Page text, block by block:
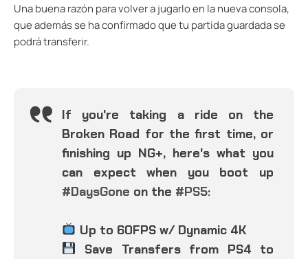
Una buena razón para volver a jugarlo en la nueva consola,
que además se ha confirmado que tu partida guardada se
podrá transferir.
If you're taking a ride on the
Broken Road for the first time, or
finishing up NG+, here's what you
can expect when you boot up
#DaysGone on the #PS5:
Up to 60FPS w/ Dynamic 4K
Save Transfers from PS4 to